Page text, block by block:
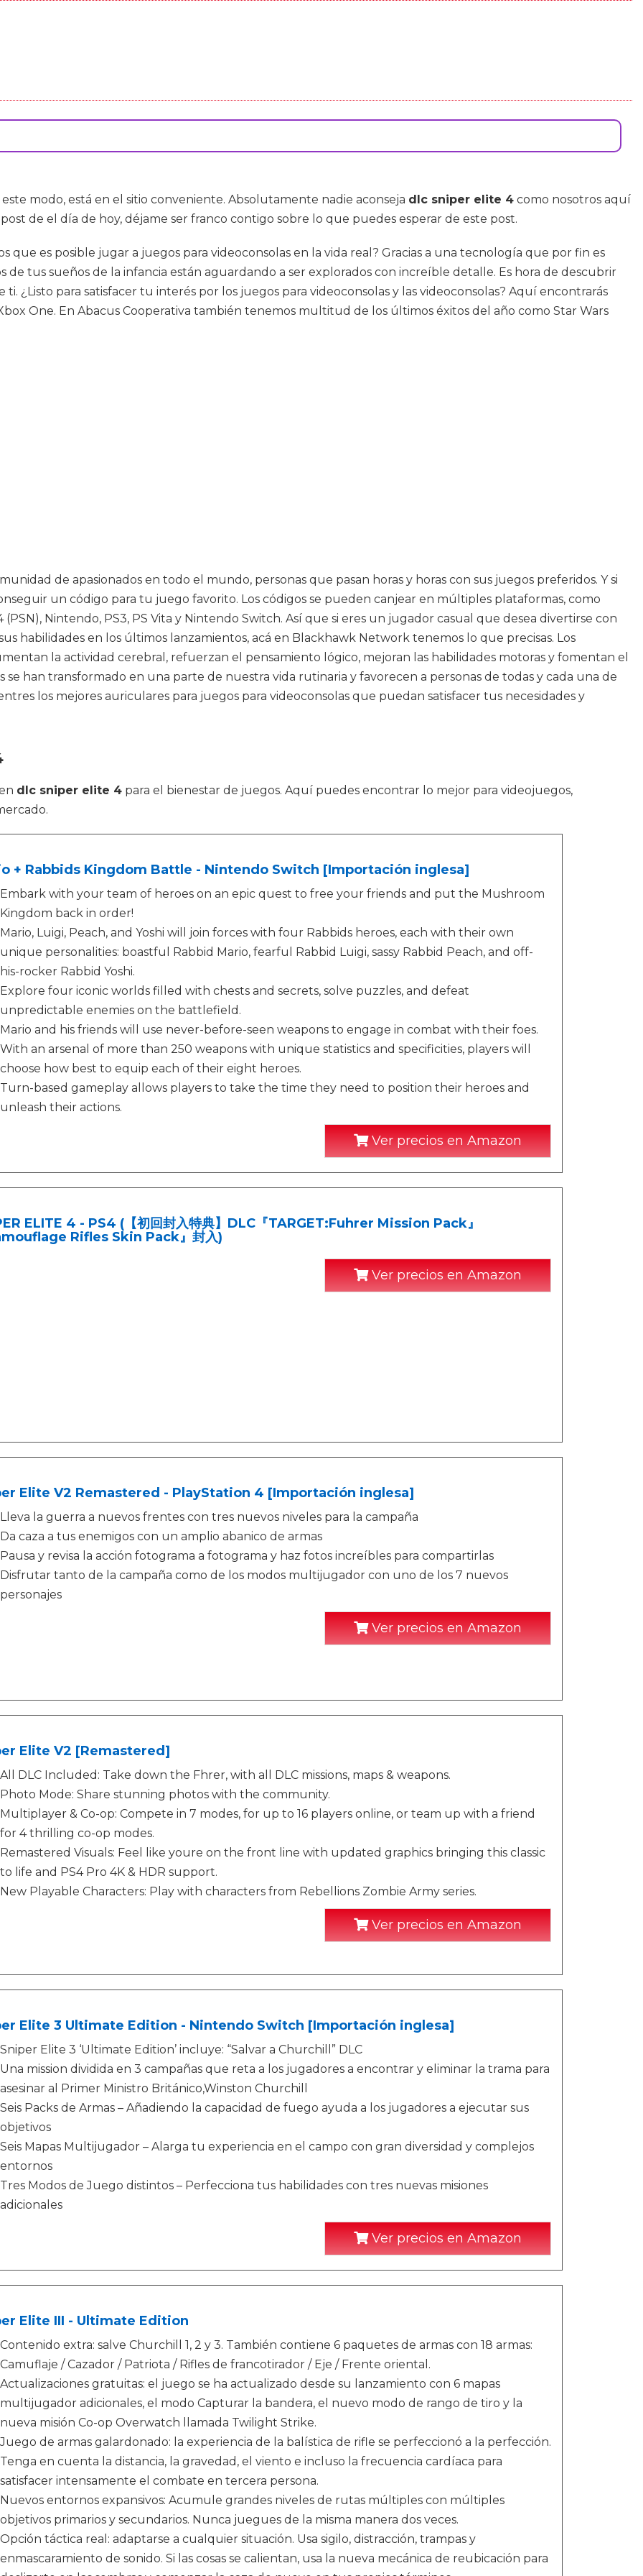
este modo, está en el sitio conveniente. Absolutamente nadie aconseja dlc sniper elite 4 como nosotros aquí
de el día de hoy, déjame ser franco contigo sobre lo que puedes esperar de este post.
que es posible jugar a juegos para videoconsolas en la vida real? Gracias a una tecnología que por fin es
tus sueños de la infancia están aguardando a ser explorados con increíble detalle. Es hora de descubrir
¿Listo para satisfacer tu interés por los juegos para videoconsolas y las videoconsolas? Aquí encontrarás
One. En Abacus Cooperativa también tenemos multitud de los últimos éxitos del año como Star Wars
de apasionados en todo el mundo, personas que pasan horas y horas con sus juegos preferidos. Y si
un código para tu juego favorito. Los códigos se pueden canjear en múltiples plataformas, como
(PSN), Nintendo, PS3, PS Vita y Nintendo Switch. Así que si eres un jugador casual que desea divertirse con
habilidades en los últimos lanzamientos, acá en Blackhawk Network tenemos lo que precisas. Los
la actividad cerebral, refuerzan el pensamiento lógico, mejoran las habilidades motoras y fomentan el
se han transformado en una parte de nuestra vida rutinaria y favorecen a personas de todas y cada una de
los mejores auriculares para juegos para videoconsolas que puedan satisfacer tus necesidades y
dlc sniper elite 4 para el bienestar de juegos. Aquí puedes encontrar lo mejor para videojuegos,
+ Rabbids Kingdom Battle - Nintendo Switch [Importación inglesa]
Embark with your team of heroes on an epic quest to free your friends and put the Mushroom
Kingdom back in order!
Mario, Luigi, Peach, and Yoshi will join forces with four Rabbids heroes, each with their own
unique personalities: boastful Rabbid Mario, fearful Rabbid Luigi, sassy Rabbid Peach, and off-
his-rocker Rabbid Yoshi.
Explore four iconic worlds filled with chests and secrets, solve puzzles, and defeat
unpredictable enemies on the battlefield.
Mario and his friends will use never-before-seen weapons to engage in combat with their foes.
With an arsenal of more than 250 weapons with unique statistics and specificities, players will
choose how best to equip each of their eight heroes.
Turn-based gameplay allows players to take the time they need to position their heroes and
unleash their actions.
Ver precios en Amazon
ELITE 4 - PS4 (【初回封入特典】DLC『TARGET:Fuhrer Mission Pack』
Rifles Skin Pack』封入)
Ver precios en Amazon
Elite V2 Remastered - PlayStation 4 [Importación inglesa]
Lleva la guerra a nuevos frentes con tres nuevos niveles para la campaña
Da caza a tus enemigos con un amplio abanico de armas
Pausa y revisa la acción fotograma a fotograma y haz fotos increíbles para compartirlas
Disfrutar tanto de la campaña como de los modos multijugador con uno de los 7 nuevos
personajes
Ver precios en Amazon
Elite V2 [Remastered]
All DLC Included: Take down the Fhrer, with all DLC missions, maps & weapons.
Photo Mode: Share stunning photos with the community.
Multiplayer & Co-op: Compete in 7 modes, for up to 16 players online, or team up with a friend
for 4 thrilling co-op modes.
Remastered Visuals: Feel like youre on the front line with updated graphics bringing this classic
to life and PS4 Pro 4K & HDR support.
New Playable Characters: Play with characters from Rebellions Zombie Army series.
Ver precios en Amazon
Elite 3 Ultimate Edition - Nintendo Switch [Importación inglesa]
Sniper Elite 3 ‘Ultimate Edition’ incluye: “Salvar a Churchill” DLC
Una mission dividida en 3 campañas que reta a los jugadores a encontrar y eliminar la trama para
asesinar al Primer Ministro Británico,Winston Churchill
Seis Packs de Armas – Añadiendo la capacidad de fuego ayuda a los jugadores a ejecutar sus
objetivos
Seis Mapas Multijugador – Alarga tu experiencia en el campo con gran diversidad y complejos
entornos
Tres Modos de Juego distintos – Perfecciona tus habilidades con tres nuevas misiones
adicionales
Ver precios en Amazon
Elite III - Ultimate Edition
Contenido extra: salve Churchill 1, 2 y 3. También contiene 6 paquetes de armas con 18 armas:
Camuflaje / Cazador / Patriota / Rifles de francotirador / Eje / Frente oriental.
Actualizaciones gratuitas: el juego se ha actualizado desde su lanzamiento con 6 mapas
multijugador adicionales, el modo Capturar la bandera, el nuevo modo de rango de tiro y la
nueva misión Co-op Overwatch llamada Twilight Strike.
Juego de armas galardonado: la experiencia de la balística de rifle se perfeccionó a la perfección.
Tenga en cuenta la distancia, la gravedad, el viento e incluso la frecuencia cardíaca para
satisfacer intensamente el combate en tercera persona.
Nuevos entornos expansivos: Acumule grandes niveles de rutas múltiples con múltiples
objetivos primarios y secundarios. Nunca juegues de la misma manera dos veces.
Opción táctica real: adaptarse a cualquier situación. Usa sigilo, distracción, trampas y
enmascaramiento de sonido. Si las cosas se calientan, usa la nueva mecánica de reubicación para